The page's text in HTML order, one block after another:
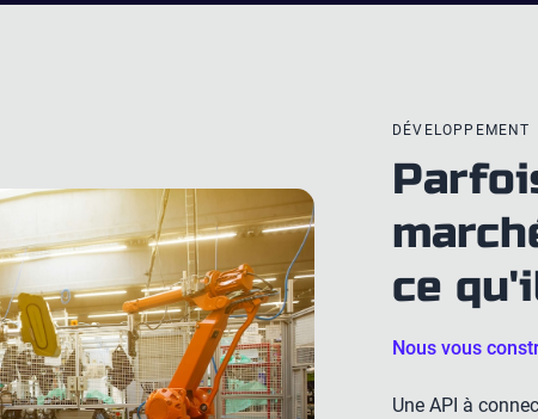
DÉVELOPPEMENT
ce
Nous vous
Une API à